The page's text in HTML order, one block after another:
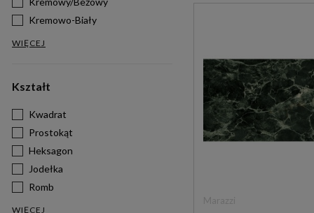
Kremowo-Biały
WIĘCEJ
Kształt
Kwadrat
Prostokąt
Heksagon
Jodełka
Romb
WIĘCEJ